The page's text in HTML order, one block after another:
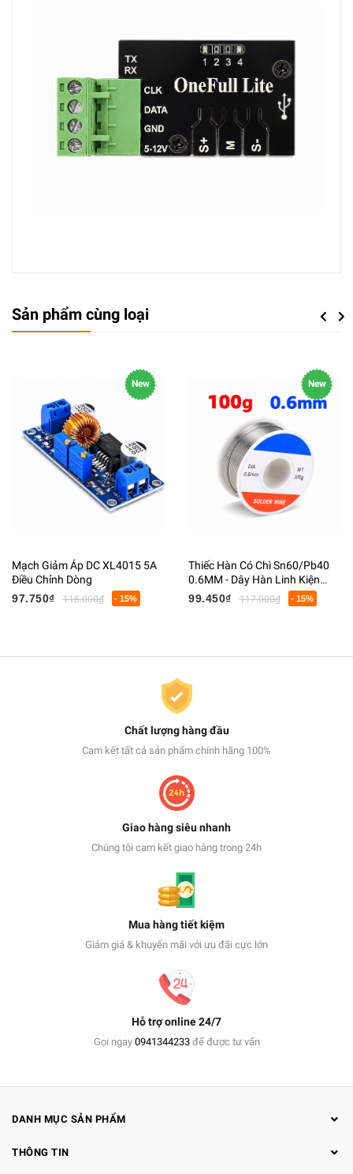
Sản phẩm cùng loại Previous
New
Mạch Giảm Áp DC XL4015 5A
Điều Chỉnh Dòng
97.750₫
115.000₫ - 15%
New
Thiếc Hàn Có Chì Sn60/Pb40
0.6MM - Dây Hàn Linh Kiện
Điện Tử Có Lõi Flux
99.450₫ 117.000₫ - 15%
Next
Chất lượng hàng đầu
Cam kết tất cả sản phẩm chính hãng 100%
Giao hàng siêu nhanh
Chúng tôi cam kết giao hàng trong 24h
Mua hàng tiết kiệm
Giảm giá & khuyến mãi với ưu đãi cực lớn
Hỗ trợ online 24/7
Gọi ngay 0941344233để được tư vấn
DANH MỤC SẢN PHẨM
THÔNG TIN